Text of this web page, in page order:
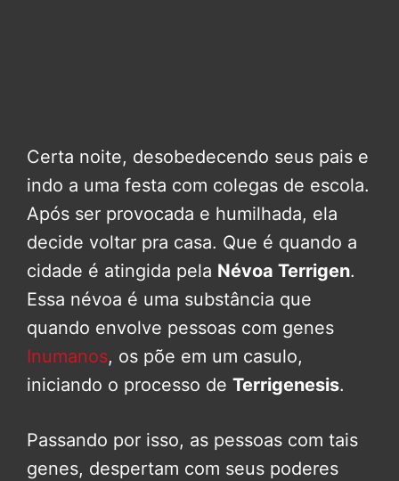
Certa noite, desobedecendo seus pais e
indo a uma festa com colegas de escola.
Após ser provocada e humilhada, ela
decide voltar pra casa. Que é quando a
cidade é atingida pela Névoa Terrigen.
Essa névoa é uma substância que
quando envolve pessoas com genes
Inumanos, os põe em um casulo,
iniciando o processo de Terrigenesis.
Passando por isso, as pessoas com tais
genes, despertam com seus poderes